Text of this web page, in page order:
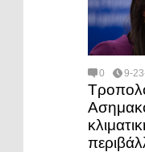
0 9-